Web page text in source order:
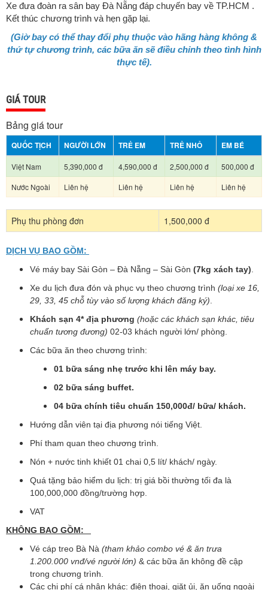
Xe đưa đoàn ra sân bay Đà Nẵng đáp chuyến bay về TP.HCM .
Kết thúc chương trình và hẹn gặp lại.
(Giờ bay có thể thay đổi phụ thuộc vào hãng hàng không &
thứ tự chương trình, các bữa ăn sẽ điều chỉnh theo tình hình
thực tế).
GIÁ TOUR
Bảng giá tour
QUỐC TỊCH NGƯỜI LỚN TRẺ EM TRẺ NHỎ EM BÉ
Việt Nam 5,390,000 đ 4,590,000 đ 2,500,000 đ
500,000 đ
Nước Ngoài
Liên hệ Liên hệ Liên hệ Liên hệ
Phụ thu phòng đơn 1,500,000 đ
DỊCH VỤ BAO GỒM:
Vé máy bay Sài Gòn – Đà Nẵng – Sài Gòn (7kg xách tay)
Xe du lịch đưa đón và phục vụ theo chương trình (loại xe 16,
29, 33, 45 chỗ tùy vào số lượng khách đăng ký)
Khách sạn 4* địa phương (hoặc các khách sạn khác, tiêu
chuẩn tương đương) 02-03 khách người lớn/ phòng.
Các bữa ăn theo chương trình:
01 bữa sáng nhẹ trước khi lên máy bay.
02 bữa sáng buffet.
04 bữa chính tiêu chuẩn 150,000đ/ bữa/ khách.
Hướng dẫn viên tại địa phương nói tiếng Việt.
Phí tham quan theo chương trình.
Nón + nước tinh khiết 01 chai 0,5 lít/ khách/ ngày.
Quá tặng bảo hiểm du lịch: trị giá bồi thường tối đa là
100,000,000 đồng/trường hợp.
VAT
KHÔNG BAO GỒM:
Vé cáp treo Bà Nà (tham khảo combo vé & ăn trưa
1.200.000 vnđ/vé người lớn) & các bữa ăn không đề cập
trong chương trình.
Các chi phí cá nhân khác: điện thoại, giặt ủi, ăn uống ngoài